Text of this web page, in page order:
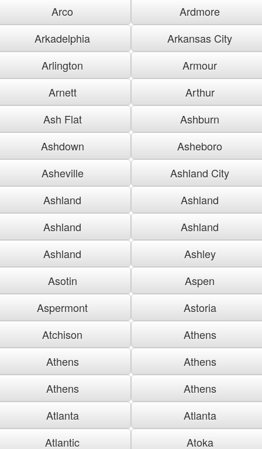
Arco
Ardmore
Arkadelphia
Arkansas City
Arlington
Armour
Arnett
Arthur
Ash Flat
Ashburn
Ashdown
Asheboro
Asheville
Ashland City
Ashland
Ashland
Ashland
Ashland
Ashland
Ashley
Asotin
Aspen
Aspermont
Astoria
Atchison
Athens
Athens
Athens
Athens
Athens
Atlanta
Atlanta
Atlantic
Atoka